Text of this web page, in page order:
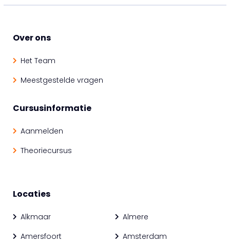
Over ons
Het Team
Meestgestelde vragen
Cursusinformatie
Aanmelden
Theoriecursus
Locaties
Alkmaar
Almere
Amersfoort
Amsterdam